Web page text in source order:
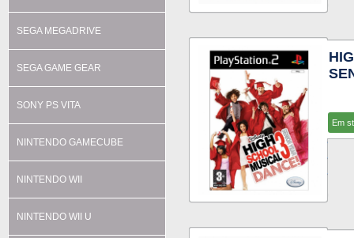
SEGA MEGADRIVE
SEGA GAME GEAR
SONY PS VITA
NINTENDO GAMECUBE
NINTENDO WII
NINTENDO WII U
Em